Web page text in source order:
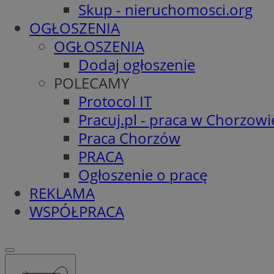
Skup - nieruchomosci.org
OGŁOSZENIA
OGŁOSZENIA
Dodaj ogłoszenie
POLECAMY
Protocol IT
Pracuj.pl - praca w
Praca Chorzów
PRACA
Ogłoszenie o pracę
REKLAMA
WSPÓŁPRACA